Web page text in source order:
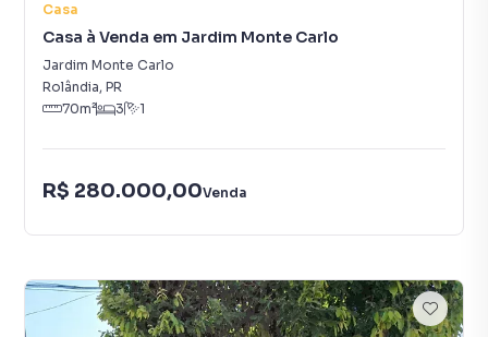
Casa
Casa à Venda em Jardim Monte Carlo
Jardim Monte Carlo
Rolândia, PR
70m² 3 1
R$ 280.000,00Venda